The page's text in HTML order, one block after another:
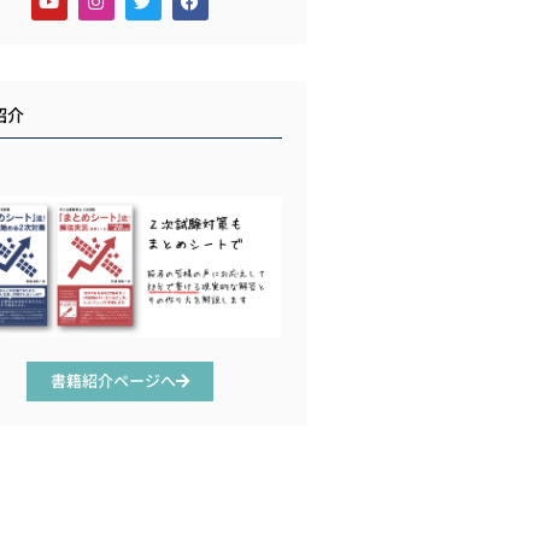
介
書籍紹介ページへ